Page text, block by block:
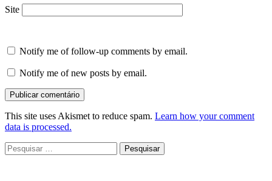
Site
Notify me of follow-up comments by email.
Notify me of new posts by email.
This site uses Akismet to reduce spam. Learn how your comment
data is processed.
Pesquisar
por: